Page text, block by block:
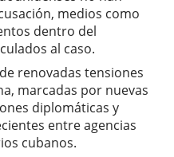
medios como
dentro del
al caso.
renovadas tensiones
marcadas por nuevas
diplomáticas y
entre agencias
cubanos.